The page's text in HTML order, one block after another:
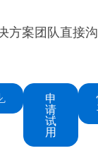
方案团队直接
申
请
试
用